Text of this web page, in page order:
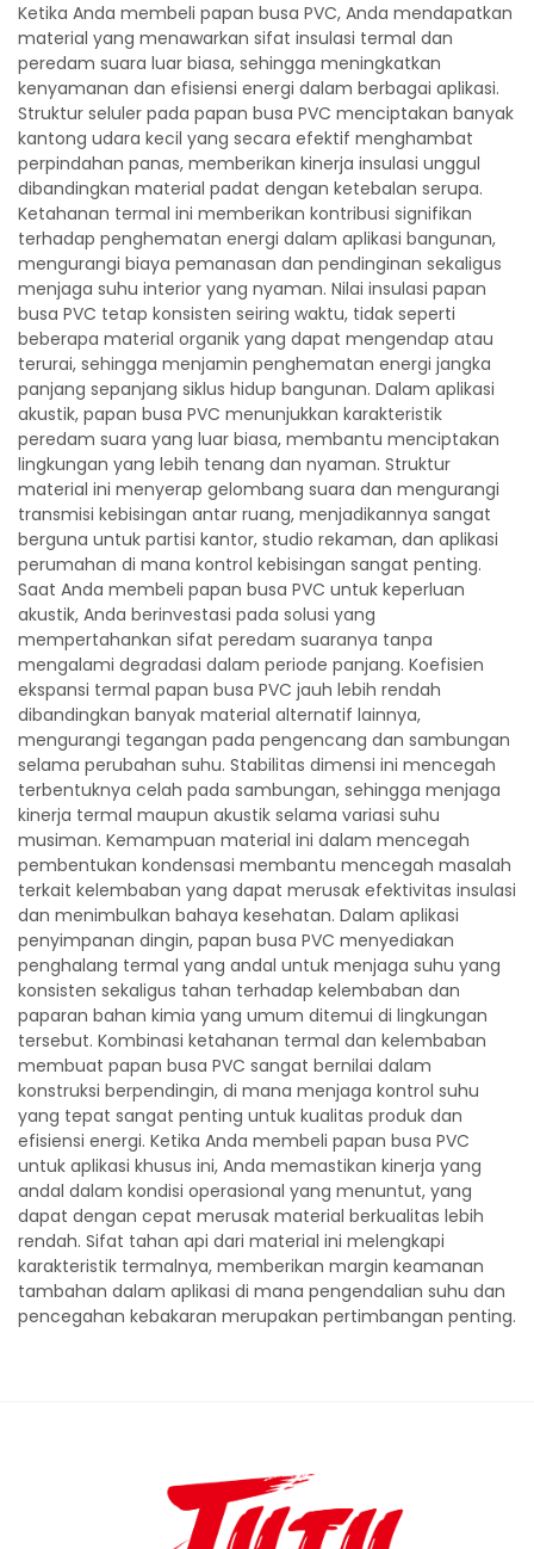
Ketika Anda membeli papan busa PVC, Anda mendapatkan
material yang menawarkan sifat insulasi termal dan
peredam suara luar biasa, sehingga meningkatkan
kenyamanan dan efisiensi energi dalam berbagai aplikasi.
Struktur seluler pada papan busa PVC menciptakan banyak
kantong udara kecil yang secara efektif menghambat
perpindahan panas, memberikan kinerja insulasi unggul
dibandingkan material padat dengan ketebalan serupa.
Ketahanan termal ini memberikan kontribusi signifikan
terhadap penghematan energi dalam aplikasi bangunan,
mengurangi biaya pemanasan dan pendinginan sekaligus
menjaga suhu interior yang nyaman. Nilai insulasi papan
busa PVC tetap konsisten seiring waktu, tidak seperti
beberapa material organik yang dapat mengendap atau
terurai, sehingga menjamin penghematan energi jangka
panjang sepanjang siklus hidup bangunan. Dalam aplikasi
akustik, papan busa PVC menunjukkan karakteristik
peredam suara yang luar biasa, membantu menciptakan
lingkungan yang lebih tenang dan nyaman. Struktur
material ini menyerap gelombang suara dan mengurangi
transmisi kebisingan antar ruang, menjadikannya sangat
berguna untuk partisi kantor, studio rekaman, dan aplikasi
perumahan di mana kontrol kebisingan sangat penting.
Saat Anda membeli papan busa PVC untuk keperluan
akustik, Anda berinvestasi pada solusi yang
mempertahankan sifat peredam suaranya tanpa
mengalami degradasi dalam periode panjang. Koefisien
ekspansi termal papan busa PVC jauh lebih rendah
dibandingkan banyak material alternatif lainnya,
mengurangi tegangan pada pengencang dan sambungan
selama perubahan suhu. Stabilitas dimensi ini mencegah
terbentuknya celah pada sambungan, sehingga menjaga
kinerja termal maupun akustik selama variasi suhu
musiman. Kemampuan material ini dalam mencegah
pembentukan kondensasi membantu mencegah masalah
terkait kelembaban yang dapat merusak efektivitas insulasi
dan menimbulkan bahaya kesehatan. Dalam aplikasi
penyimpanan dingin, papan busa PVC menyediakan
penghalang termal yang andal untuk menjaga suhu yang
konsisten sekaligus tahan terhadap kelembaban dan
paparan bahan kimia yang umum ditemui di lingkungan
tersebut. Kombinasi ketahanan termal dan kelembaban
membuat papan busa PVC sangat bernilai dalam
konstruksi berpendingin, di mana menjaga kontrol suhu
yang tepat sangat penting untuk kualitas produk dan
efisiensi energi. Ketika Anda membeli papan busa PVC
untuk aplikasi khusus ini, Anda memastikan kinerja yang
andal dalam kondisi operasional yang menuntut, yang
dapat dengan cepat merusak material berkualitas lebih
rendah. Sifat tahan api dari material ini melengkapi
karakteristik termalnya, memberikan margin keamanan
tambahan dalam aplikasi di mana pengendalian suhu dan
pencegahan kebakaran merupakan pertimbangan penting.